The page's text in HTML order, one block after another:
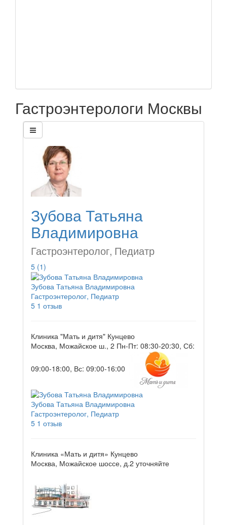
Гастроэнтерологи Москвы
Зубова Татьяна
Владимировна
Гастроэнтеролог, Педиатр
5 (1)
Зубова Татьяна Владимировна
Гастроэнтеролог, Педиатр
5 1 отзыв
Клиника "Мать и дитя" Кунцево
Москва, Можайское ш., 2 Пн-Пт: 08:30-20:30, Сб:
09:00-18:00, Вс: 09:00-16:00
Зубова Татьяна Владимировна
Гастроэнтеролог, Педиатр
5 1 отзыв
Клиника «Мать и дитя» Кунцево
Москва, Можайское шоссе, д.2 уточняйте